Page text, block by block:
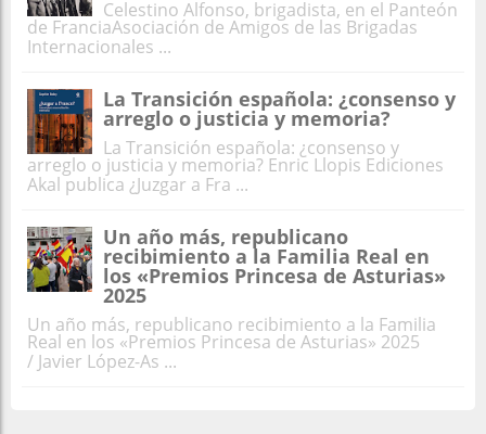
Celestino Alfonso, brigadista, en el Panteón
de FranciaAsociación de Amigos de las Brigadas
Internacionales ...
La Transición española: ¿consenso y
arreglo o justicia y memoria?
La Transición española: ¿consenso y
arreglo o justicia y memoria? Enric Llopis Ediciones
Akal publica ¿Juzgar a Fra ...
Un año más, republicano
recibimiento a la Familia Real en
los «Premios Princesa de Asturias»
2025
Un año más, republicano recibimiento a la Familia
Real en los «Premios Princesa de Asturias» 2025
/ Javier López-As ...